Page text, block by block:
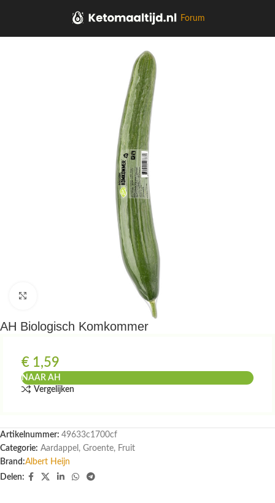
Forum
AH Biologisch Komkommer
€ 1,59
NAAR AH
Vergelijken
Artikelnummer: 49633c1700cf
Categorie: Aardappel, Groente, Fruit
Brand:Albert Heijn
Delen: